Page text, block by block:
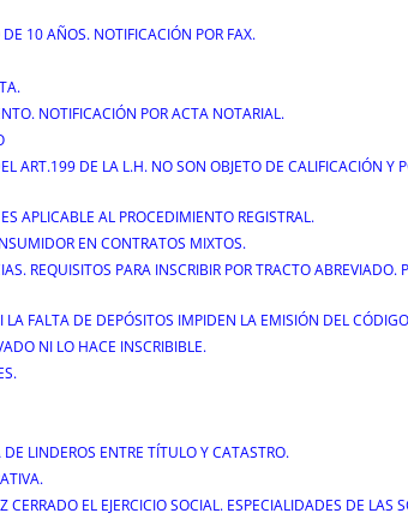
10 AÑOS. NOTIFICACIÓN POR FAX.
NOTIFICACIÓN POR ACTA NOTARIAL.
ART.199 DE LA L.H. NO SON OBJETO DE CALIFICACIÓN Y
APLICABLE AL PROCEDIMIENTO REGISTRAL.
EN CONTRATOS MIXTOS.
REQUISITOS PARA INSCRIBIR POR TRACTO ABREVIADO.
FALTA DE DEPÓSITOS IMPIDEN LA EMISIÓN DEL
NI LO HACE INSCRIBIBLE.
LINDEROS ENTRE TÍTULO Y CATASTRO.
EL EJERCICIO SOCIAL. ESPECIALIDADES DE LAS